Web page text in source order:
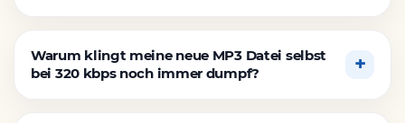
Warum klingt meine neue MP3 Datei selbst
bei 320 kbps noch immer dumpf?